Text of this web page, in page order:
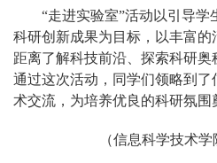
“走进实验室”活动以引导
科研创新成果为目标，以丰富
距离了解科技前沿、探索科研奥
通过这次活动，同学们领略到
术交流，为培养优良的科研氛围
（信息科学技术学